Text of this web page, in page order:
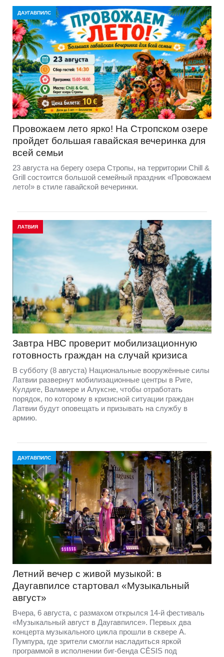
ДАУГАВПИЛС
Провожаем лето ярко! На Стропском озере
пройдет большая гавайская вечеринка для
всей семьи
23 августа на берегу озера Стропы, на территории Chill &
Grill состоится большой семейный праздник «Провожаем
лето!» в стиле гавайской вечеринки.
ЛАТВИЯ
Завтра НВС проверит мобилизационную
готовность граждан на случай кризиса
В субботу (8 августа) Национальные вооружённые силы
Латвии развернут мобилизационные центры в Риге,
Кулдиге, Валмиере и Алуксне, чтобы отработать
порядок, по которому в кризисной ситуации граждан
Латвии будут оповещать и призывать на службу в
армию.
ДАУГАВПИЛС
Летний вечер с живой музыкой: в
Даугавпилсе стартовал «Музыкальный
август»
Вчера, 6 августа, с размахом открылся 14-й фестиваль
«Музыкальный август в Даугавпилсе». Первых два
концерта музыкального цикла прошли в сквере А.
Пумпура, где зрители смогли насладиться яркой
программой в исполнении биг-бенда CĒSIS под